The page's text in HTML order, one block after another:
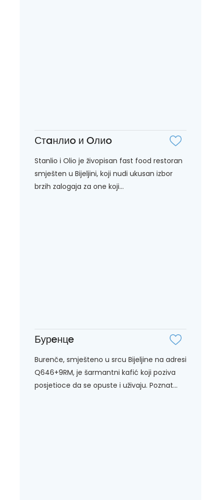
Стaнлиo и Oлиo
Stanlio i Olio je živopisan fast food restoran
smješten u Bijeljini, koji nudi ukusan izbor
brzih zalogaja za one koji...
Бурeнцe
Burenče, smješteno u srcu Bijeljine na adresi
Q646+9RM, je šarmantni kafić koji poziva
posjetioce da se opuste i uživaju. Poznat...